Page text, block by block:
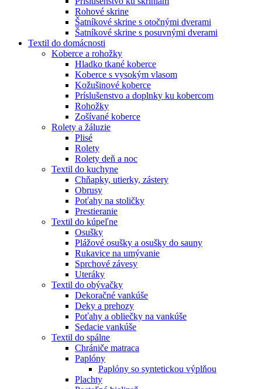
Rohové skrine
Šatníkové skrine s otočnými dverami
Šatníkové skrine s posuvnými dverami
Textil do domácnosti
Koberce a rohožky
Hladko tkané koberce
Koberce s vysokým vlasom
Kožušinové koberce
Príslušenstvo a doplnky ku kobercom
Rohožky
Zošívané koberce
Rolety a žáluzie
Plisé
Rolety
Rolety deň a noc
Textil do kuchyne
Chňapky, utierky, zástery
Obrusy
Poťahy na stoličky
Prestieranie
Textil do kúpeľne
Osušky
Plážové osušky a osušky do sauny
Rukavice na umývanie
Sprchové závesy
Uteráky
Textil do obývačky
Dekoračné vankúše
Deky a prehozy
Poťahy a obliečky na vankúše
Sedacie vankúše
Textil do spálne
Chrániče matraca
Paplóny
Paplóny so syntetickou výplňou
Plachty